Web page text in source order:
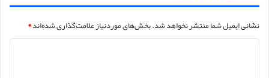
نشانی ایمیل شما منتشر نخواهد شد.بخش‌های موردنیاز علامت‌گذاری شده‌اند*